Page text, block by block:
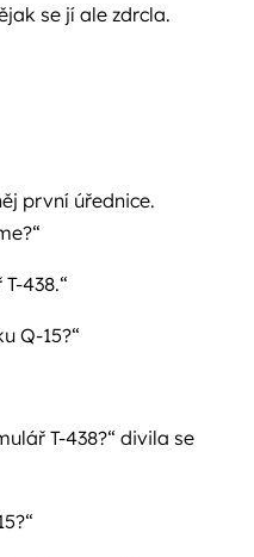
se jí ale zdrcla.
první úřednice.
438.“
Q-15?“
T-438?“ divila se